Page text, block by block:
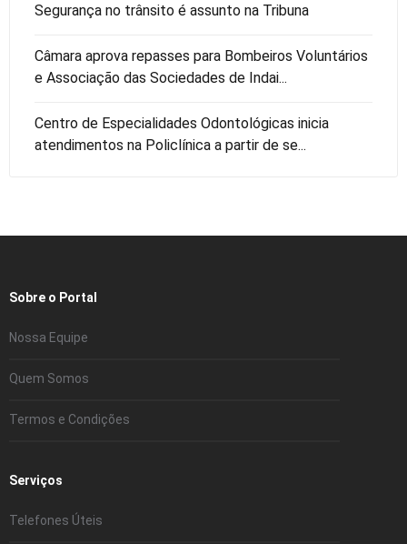
Segurança no trânsito é assunto na Tribuna
Câmara aprova repasses para Bombeiros Voluntários
e Associação das Sociedades de Indai...
Centro de Especialidades Odontológicas inicia
atendimentos na Policlínica a partir de se...
Sobre o Portal
Nossa Equipe
Quem Somos
Termos e Condições
Serviços
Telefones Úteis